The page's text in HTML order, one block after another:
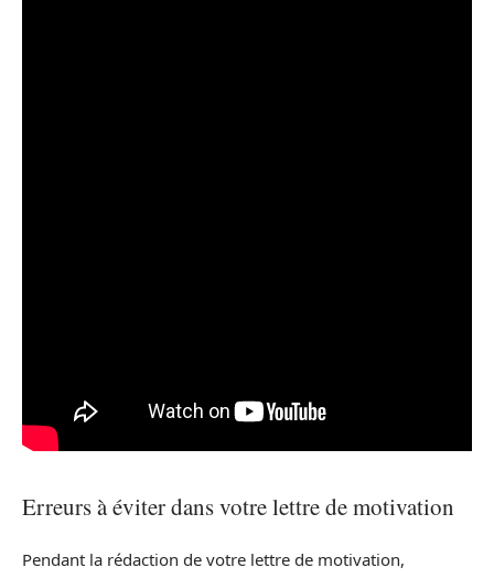
Erreurs à éviter dans votre lettre de motivation
Pendant la rédaction de votre lettre de motivation,